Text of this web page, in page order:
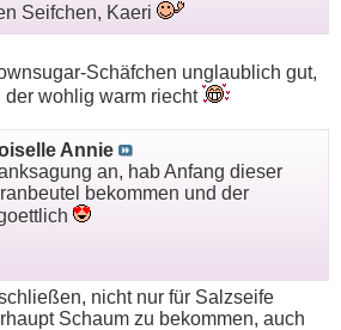
Seifchen, Kaeri
Schäfchen unglaublich gut,
der wohlig warm riecht
Annie
an, hab Anfang dieser
bekommen und der
nicht nur für Salzseife
Schaum zu bekommen, auch